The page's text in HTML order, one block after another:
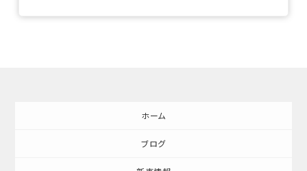
ホーム
ブログ